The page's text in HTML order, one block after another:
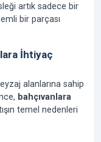
artık sadece bir
bir parçası
İhtiyaç
alanlarına sahip
bahçıvanlara
temel nedenleri